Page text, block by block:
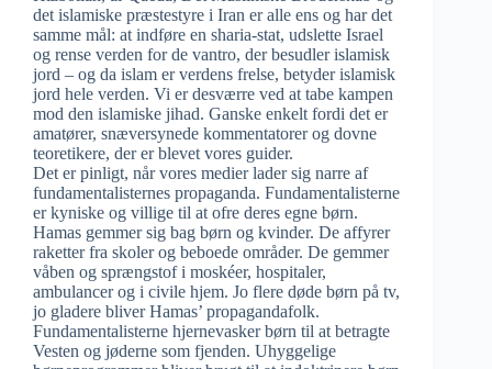
det islamiske præstestyre i Iran er alle ens og har det
samme mål: at indføre en sharia-stat, udslette Israel
og rense verden for de vantro, der besudler islamisk
jord – og da islam er verdens frelse, betyder islamisk
jord hele verden. Vi er desværre ved at tabe kampen
mod den islamiske jihad. Ganske enkelt fordi det er
amatører, snæversynede kommentatorer og dovne
teoretikere, der er blevet vores guider.
Det er pinligt, når vores medier lader sig narre af
fundamentalisternes propaganda. Fundamentalisterne
er kyniske og villige til at ofre deres egne børn.
Hamas gemmer sig bag børn og kvinder. De affyrer
raketter fra skoler og beboede områder. De gemmer
våben og sprængstof i moskéer, hospitaler,
ambulancer og i civile hjem. Jo flere døde børn på tv,
jo gladere bliver Hamas’ propagandafolk.
Fundamentalisterne hjernevasker børn til at betragte
Vesten og jøderne som fjenden. Uhyggelige